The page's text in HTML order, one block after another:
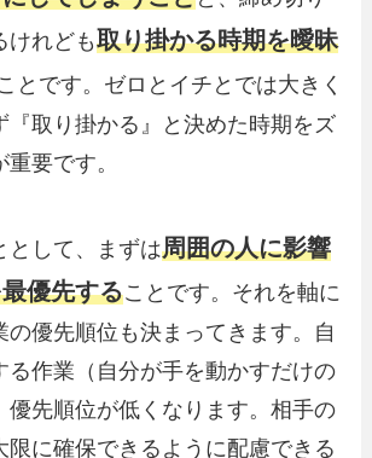
けれども取り掛かる時期を曖昧
とです。ゼロとイチとでは大きく
『取り掛かる』と決めた時期をズ
要です。
として、まずは周囲の人に影響
優先することです。それを軸に
の優先順位も決まってきます。自
る作業（自分が手を動かすだけの
優先順位が低くなります。相手の
限に確保できるように配慮できる